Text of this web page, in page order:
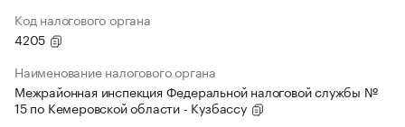
Код налогового органа
4205
Наименование налогового органа
Межрайонная инспекция Федеральной налоговой службы №
15 по Кемеровской области - Кузбассу